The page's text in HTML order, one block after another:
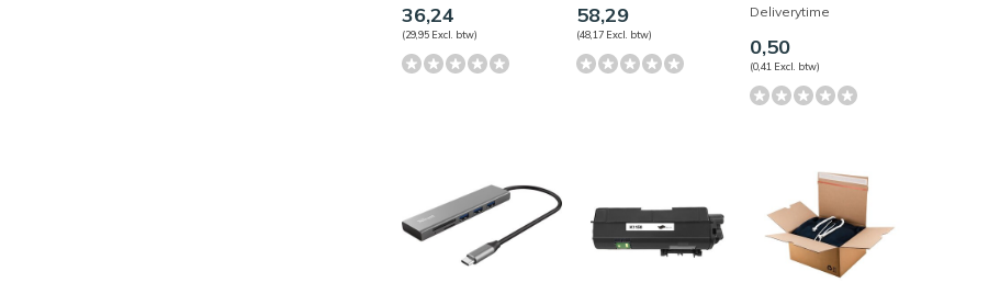
36,24
(29,95 Excl. btw)
58,29
(48,17 Excl. btw)
Deliverytime
0,50
(0,41 Excl. btw)